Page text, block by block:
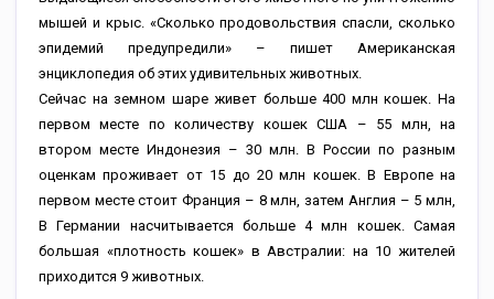
мышей и крыс. «Сколько продовольствия спасли, сколько
эпидемий предупредили» – пишет Американская
энциклопедия об этих удивительных животных.
Сейчас на земном шаре живет больше 400 млн кошек. На
первом месте по количеству кошек США – 55 млн, на
втором месте Индонезия – 30 млн. В России по разным
оценкам проживает от 15 до 20 млн кошек. В Европе на
первом месте стоит Франция – 8 млн, затем Англия – 5 млн,
В Германии насчитывается больше 4 млн кошек. Самая
большая «плотность кошек» в Австралии: на 10 жителей
приходится 9 животных.